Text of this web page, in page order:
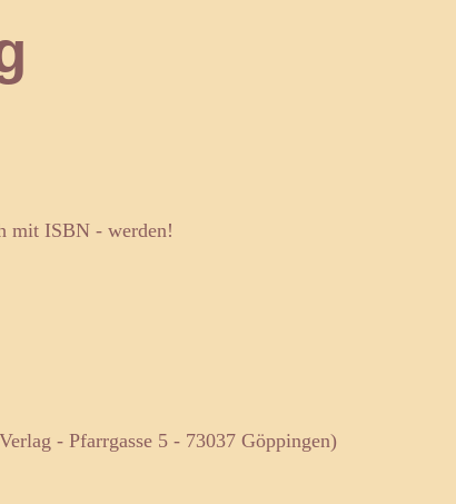
mit ISBN - werden!
- Pfarrgasse 5 - 73037 Göppingen)